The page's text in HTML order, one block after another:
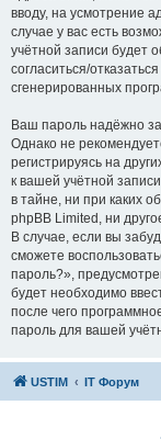
вводу, на усмотрение
случае у вас есть
учётной записи будет
согласиться/
сгенерированных
Ваш пароль надёжно
Однако не
регистрируясь на
к вашей учётной
в тайне, ни при каких
phpBB Limited, ни
В случае, если вы
сможете
пароль?»,
будет необходимо
после чего
пароль для вашей
USTIM IT Форум